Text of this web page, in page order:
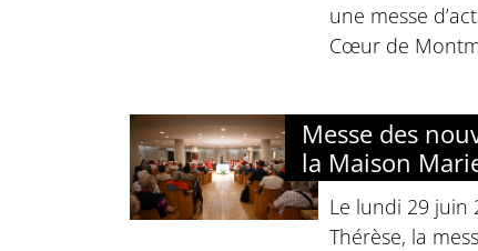
une messe
Cœur de
Messe des
la Maison
Le lundi 29 juin
Thérèse, la